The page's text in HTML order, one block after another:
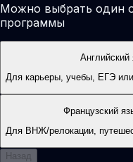
Можно выбрать один
программы
Английский
Для карьеры, учебы, ЕГЭ
Французский
Для ВНЖ/релокации,
Назад